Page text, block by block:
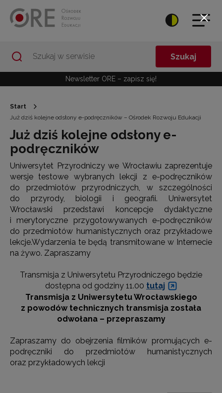
Szukaj
Newsletter ORE – zapisz się!
Start
Już dziś kolejne odsłony e-podręczników – Ośrodek Rozwoju Edukacji
Już dziś kolejne odsłony e-
podręczników
Uniwersytet Przyrodniczy we Wrocławiu zaprezentuje
wersje testowe wybranych lekcji z e-podręczników
do przedmiotów przyrodniczych, w szczególności
do przyrody, biologii i geografii. Uniwersytet
Wrocławski przedstawi koncepcje dydaktyczne
i merytoryczne przygotowywanych e-podręczników
do przedmiotów humanistycznych oraz przykładowe
lekcje.Wydarzenia te będą transmitowane w Internecie
na żywo. Zapraszamy
Transmisja z Uniwersytetu Przyrodniczego będzie
dostępna od godziny 11.00 tutaj
Transmisja z Uniwersytetu Wrocławskiego
z powodów technicznych transmisja została
odwołana – przepraszamy
Zapraszamy do obejrzenia filmików promujących e-
podręczniki do przedmiotów humanistycznych
oraz przykładowych lekcji